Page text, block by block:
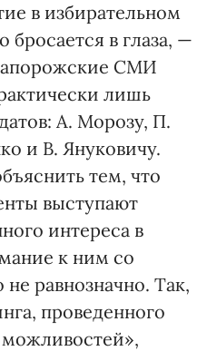
в избирательном
бросается в глаза, —
СМИ
лишь
А. Морозу, П.
и В. Януковичу.
тем, что
выступают
интереса в
к ним со
равнозначно. Так,
проведенного
можливостей»,